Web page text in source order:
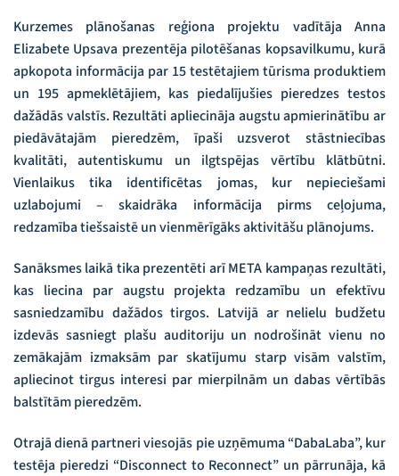
Kurzemes plānošanas reģiona projektu vadītāja Anna
Elizabete Upsava prezentēja pilotēšanas kopsavilkumu, kurā
apkopota informācija par 15 testētajiem tūrisma produktiem
un 195 apmeklētājiem, kas piedalījušies pieredzes testos
dažādās valstīs. Rezultāti apliecināja augstu apmierinātību ar
piedāvātajām pieredzēm, īpaši uzsverot stāstniecības
kvalitāti, autentiskumu un ilgtspējas vērtību klātbūtni.
Vienlaikus tika identificētas jomas, kur nepieciešami
uzlabojumi – skaidrāka informācija pirms ceļojuma,
redzamība tiešsaistē un vienmērīgāks aktivitāšu plānojums.
Sanāksmes laikā tika prezentēti arī META kampaņas rezultāti,
kas liecina par augstu projekta redzamību un efektīvu
sasniedzamību dažādos tirgos. Latvijā ar nelielu budžetu
izdevās sasniegt plašu auditoriju un nodrošināt vienu no
zemākajām izmaksām par skatījumu starp visām valstīm,
apliecinot tirgus interesi par mierpilnām un dabas vērtībās
balstītām pieredzēm.
Otrajā dienā partneri viesojās pie uzņēmuma “DabaLaba”, kur
testēja pieredzi “Disconnect to Reconnect” un pārrunāja, kā